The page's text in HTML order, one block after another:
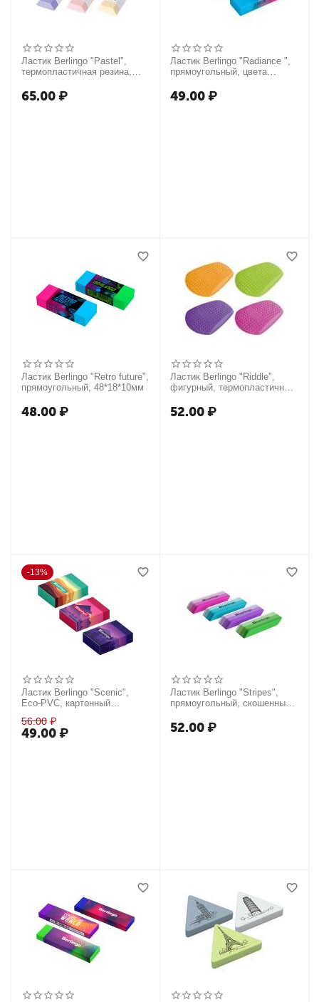
Ластик Berlingo "Pastel",
термопластичная резина,
65.00₽
Ластик Berlingo "Radiance ",
прямоугольный, цвета
49.00₽
Ластик Berlingo "Retro future",
прямоугольный, 48*18*10мм
48.00₽
Ластик Berlingo "Riddle",
фигурный, термопластичная
52.00₽
13%
Ластик Berlingo "Scenic",
Eco-PVC, картонный
56.00 ₽
49.00₽
Ластик Berlingo "Stripes",
прямоугольный, скошенный,
ассорти, 50*19*9мм
52.00₽